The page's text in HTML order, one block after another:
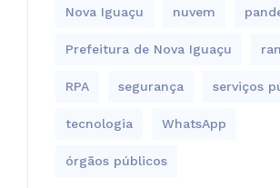
Nova Iguaçu nuvem
Prefeitura de Nova Iguaçu
RPA segurança serviços
tecnologia WhatsApp
órgãos públicos